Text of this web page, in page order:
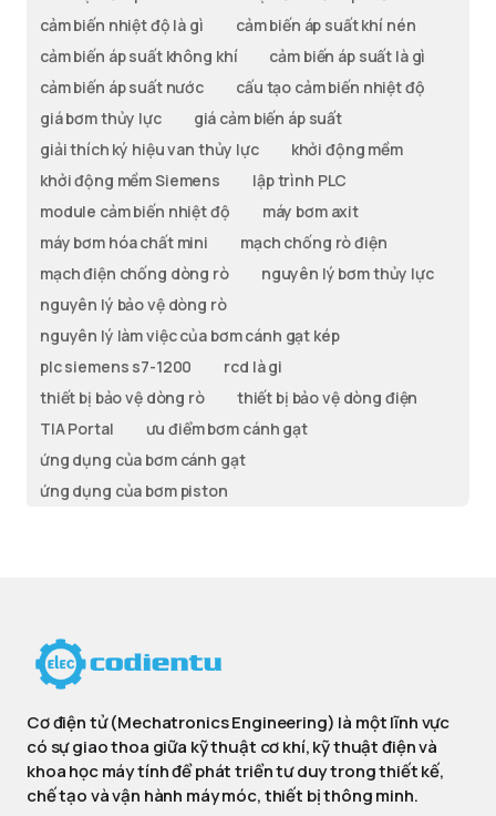
cảm biến nhiệt độ là gì
cảm biến áp suất khí nén
cảm biến áp suất không khí
cảm biến áp suất là gì
cảm biến áp suất nước
cấu tạo cảm biến nhiệt độ
giá bơm thủy lực
giá cảm biến áp suất
giải thích ký hiệu van thủy lực
khởi động mềm
khởi động mềm Siemens
lập trình PLC
module cảm biến nhiệt độ
máy bơm axit
máy bơm hóa chất mini
mạch chống rò điện
mạch điện chống dòng rò
nguyên lý bơm thủy lực
nguyên lý bảo vệ dòng rò
nguyên lý làm việc của bơm cánh gạt kép
plc siemens s7-1200
rcd là gi
thiết bị bảo vệ dòng rò
thiết bị bảo vệ dòng điện
TIA Portal
ưu điểm bơm cánh gạt
ứng dụng của bơm cánh gạt
ứng dụng của bơm piston
Cơ điện tử (Mechatronics Engineering) là một lĩnh vực
có sự giao thoa giữa kỹ thuật cơ khí, kỹ thuật điện và
khoa học máy tính để phát triển tư duy trong thiết kế,
chế tạo và vận hành máy móc, thiết bị thông minh.